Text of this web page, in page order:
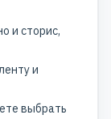
и сторис,
и
выбрать